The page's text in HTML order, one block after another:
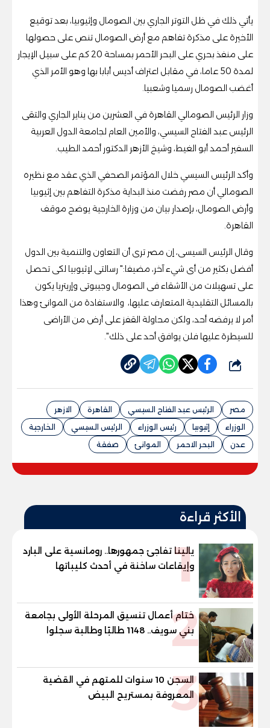
يأتي ذلك في ظل التوتر الجاري بين الصومال وإثيوبيا، بعد توقيع
الأخيرة على مذكرة تفاهم مع أرض الصومال تنص على حصولها
على منفذ بحري على البحر الأحمر بمساحة 20 كم على سبيل الإيجار
لمدة 50 عاما، في مقابل اعتراف أديس أبابا بها وهو الأمر الذي
أغضب الصومال رسميا وشعبيا.
وزار الرئيس الصومالي القاهرة في العشرين من يناير الجاري والتقى
الرئيس عبد الفتاح السيسي، والأمين العام لجامعة الدول العربية
السفير أحمد أبو الغيط، وشيخ الأزهر الدكتور أحمد الطيب.
وأكد الرئيس السيسي خلال المؤتمر الصحفي الذي عقد مع نظيره
الصومالي أن مصر رفضت منذ البداية مذكرة التفاهم بين إثيوبيا
وأرض الصومال، بإصدار بيان من وزارة الخارجية يوضح موقف
القاهرة.
وقال الرئيس السيسى، إن مصر ترى أن التعاون والتنمية بين الدول
أفضل بكثير من أى شيء آخر، مضيفا:" رسالتى لإثيوبيا لكى تحصل
على تسهيلات من الأشقاء فى الصومال وجيبوتى وإريتريا يكون
بالمسائل التقليدية المتعارف عليها، والاستفادة من الموانئ وهذا
أمر لا يرفضه أحد، ولكن محاولة القفز على أرض من الأراضى
للسيطرة عليها فلن يوافق أحد على ذلك".
شارك
مصر الرئيس عبد الفتاح السيسي القاهرة
الازهر
الوزراء
إثيوبيا رئيس الوزراء الرئيس السيسي
الخارجية
عدن
البحر الاحمر الموانئ صفقة
الأكثر قراءة
1
يالينا تفاجئ جمهورها.. رومانسية على البارد
وإيقاعات ساخنة في أحدث كليباتها
2
ختام أعمال تنسيق المرحلة الأولى بجامعة
بني سويف.. 1148 طالبًا وطالبة سجلوا
رغباتهم
3
السجن 10 سنوات للمتهم في القضية
المعروفة بمستريح البيض